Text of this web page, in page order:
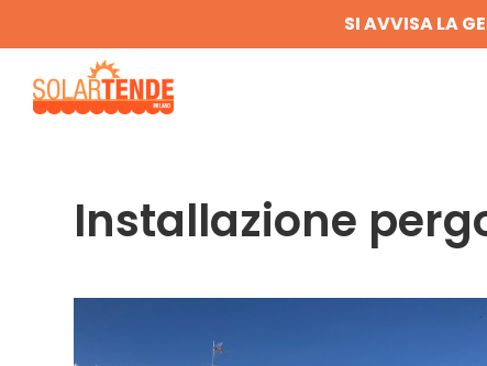
SI AVVISA LA
Installazione